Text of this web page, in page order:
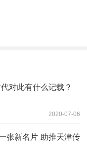
对此有什么记载？
2020-07-06
张新名片 助推天津传